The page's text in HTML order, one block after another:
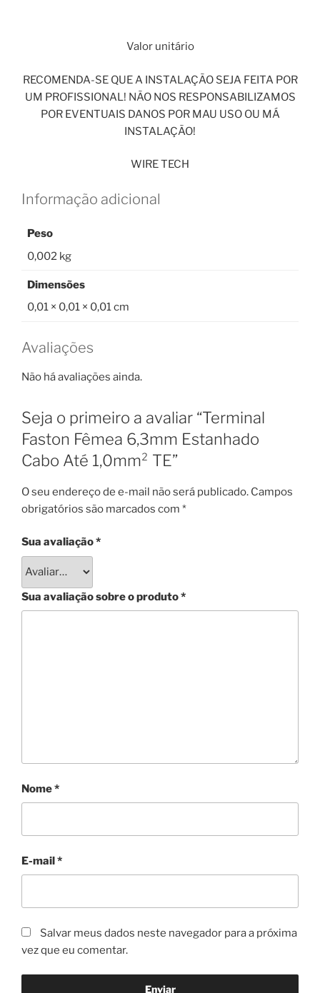
Valor unitário
RECOMENDA-SE QUE A INSTALAÇÃO SEJA FEITA POR
UM PROFISSIONAL! NÃO NOS RESPONSABILIZAMOS
POR EVENTUAIS DANOS POR MAU USO OU MÁ
INSTALAÇÃO!
WIRE TECH
Informação adicional
Peso
0,002 kg
Dimensões
0,01 × 0,01 × 0,01 cm
Avaliações
Não há avaliações ainda.
Seja o primeiro a avaliar “Terminal
Faston Fêmea 6,3mm Estanhado
Cabo Até 1,0mm² TE”
O seu endereço de e-mail não será publicado. Campos
obrigatórios são marcados com *
Sua avaliação*
Sua avaliação sobre o produto*
Nome*
E-mail*
Salvar meus dados neste navegador para a próxima
vez que eu comentar.